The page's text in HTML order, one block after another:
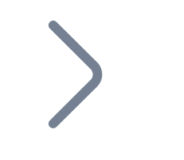
Bitnovo
dans votre entreprise et
votre écosystème.